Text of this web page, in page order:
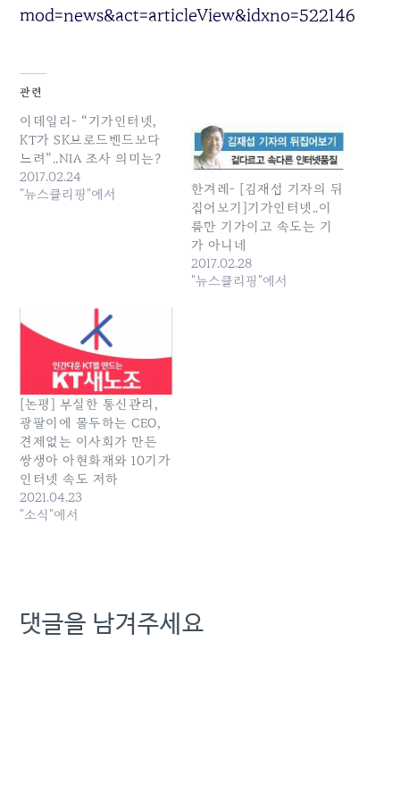
mod=news&act=articleView&idxno=522146
관련
이데일리- “기가인터넷,
KT가 SK브로드밴드보다
느려”..NIA 조사 의미는?
2017.02.24
"뉴스클리핑"에서
한겨레- [김재섭 기자의 뒤
집어보기]기가인터넷..이
름만 기가이고 속도는 기
가 아니네
2017.02.28
"뉴스클리핑"에서
[논평] 부실한 통신관리,
광팔이에 몰두하는 CEO,
견제없는 이사회가 만든
쌍생아 아현화재와 10기가
인터넷 속도 저하
2021.04.23
"소식"에서
댓글을 남겨주세요